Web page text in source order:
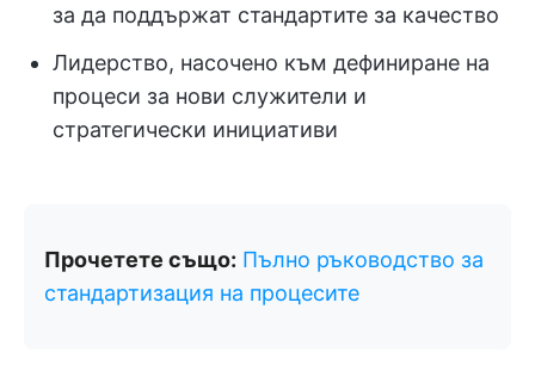
за да поддържат стандартите за качество
Лидерство, насочено към дефиниране на
процеси за нови служители и
стратегически инициативи
Прочетете също: Пълно ръководство за
стандартизация на процесите